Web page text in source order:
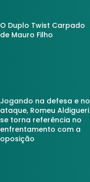
O Duplo Twist Carpado
de Mauro Filho
Jogando na defesa e no
ataque, Romeu Aldigueri
se torna referência no
enfrentamento com a
oposição